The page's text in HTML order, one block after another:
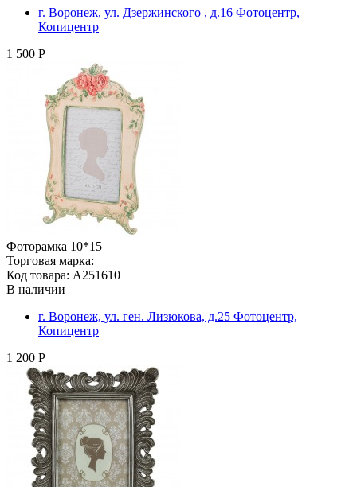
г. Воронеж, ул. Дзержинского , д.16 Фотоцентр,
Копицентр
1 500 Р
Фоторамка 10*15
Торговая марка:
Код товара: A251610
В наличии
г. Воронеж, ул. ген. Лизюкова, д.25 Фотоцентр,
Копицентр
1 200 Р